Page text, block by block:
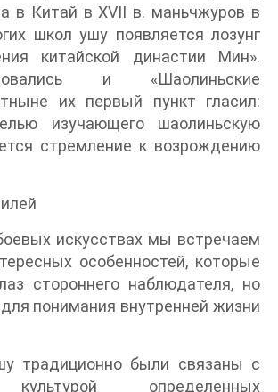
в Китай в XVII в. маньчжуров в
школ ушу появляется лозунг
китайской династии Мин».
и «Шаолиньские
их первый пункт гласил:
изучающего шаолиньскую
стремление к возрождению
искусствах мы встречаем
особенностей, которые
стороннего наблюдателя, но
понимания внутренней жизни
традиционно были связаны с
определенных